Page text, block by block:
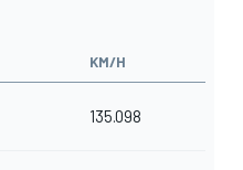
KM/H
135.098